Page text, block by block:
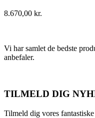
8.670,00 kr.
Vi har samlet de bedste
anbefaler.
TILMELD DIG
Tilmeld dig vores